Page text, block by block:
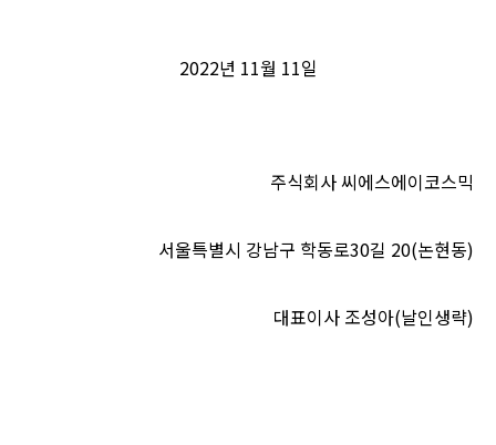
2022년 11월 11일
주식회사 씨에스에이코스믹
서울특별시 강남구 학동로30길 20(논현동)
대표이사 조성아(날인생략)